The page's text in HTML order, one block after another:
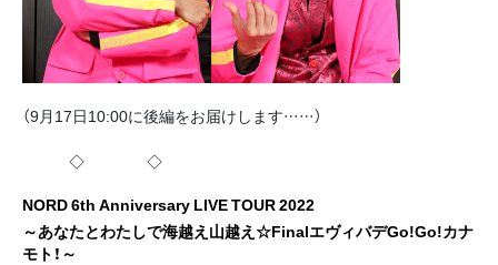
（9月17日10:00に後編をお届けします……）
◇ ◇
NORD 6th Anniversary LIVE TOUR 2022
～あなたとわたしで海越え山越え☆FinalエヴィバデGo!Go!カナ
モト！～